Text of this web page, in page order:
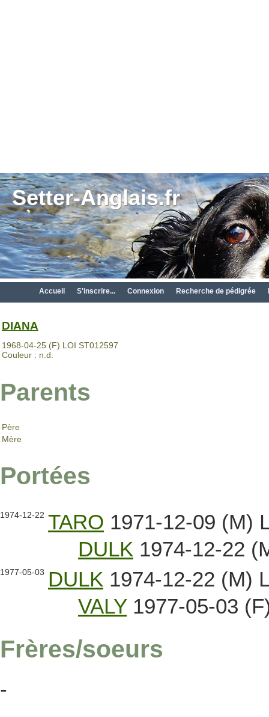
Setter-Anglais.fr
Accueil S'inscrire... Connexion Recherche de pédigrée
DIANA
1968-04-25 (F) LOI ST012597
Couleur : n.d.
Parents
Père
Mère
Portées
1974-12-22 TARO 1971-12-09 (M)
DULK 1974-12-22
1977-05-03 DULK 1974-12-22 (M)
VALY1977-05-03
Frères/soeurs
-